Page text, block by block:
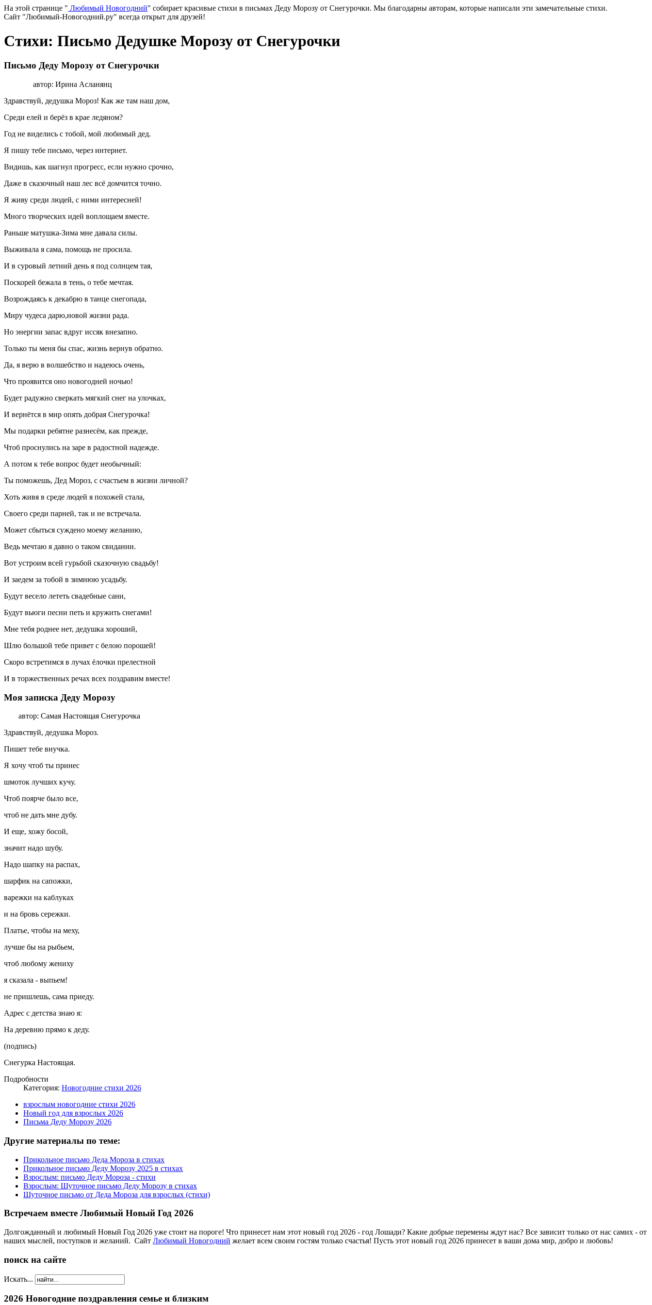
На этой странице " Любимый Новогодний" собирает красивые стихи в письмах Деду Морозу от Снегурочки. Мы благодарны авторам, которые написали эти замечательные стихи.
Сайт "Любимый-Новогодний.ру" всегда открыт для друзей!
Стихи: Письмо Дедушке Морозу от Снегурочки
Письмо Деду Морозу от Снегурочки
автор: Ирина Асланянц
Здравствуй, дедушка Мороз! Как же там наш дом,
Среди елей и берёз в крае ледяном?
Год не виделись с тобой, мой любимый дед.
Я пишу тебе письмо, через интернет.
Видишь, как шагнул прогресс, если нужно срочно,
Даже в сказочный наш лес всё домчится точно.
Я живу среди людей, с ними интересней!
Много творческих идей воплощаем вместе.
Раньше матушка-Зима мне давала силы.
Выживала я сама, помощь не просила.
И в суровый летний день я под солнцем тая,
Поскорей бежала в тень, о тебе мечтая.
Возрождаясь к декабрю в танце снегопада,
Миру чудеса дарю,новой жизни рада.
Но энергии запас вдруг иссяк внезапно.
Только ты меня бы спас, жизнь вернув обратно.
Да, я верю в волшебство и надеюсь очень,
Что проявится оно новогодней ночью!
Будет радужно сверкать мягкий снег на улочках,
И вернётся в мир опять добрая Снегурочка!
Мы подарки ребятне разнесём, как прежде,
Чтоб проснулись на заре в радостной надежде.
А потом к тебе вопрос будет необычный:
Ты поможешь, Дед Мороз, с счастьем в жизни личной?
Хоть живя в среде людей я похожей стала,
Своего среди парней, так и не встречала.
Может сбыться суждено моему желанию,
Ведь мечтаю я давно о таком свидании.
Вот устроим всей гурьбой сказочную свадьбу!
И заедем за тобой в зимнюю усадьбу.
Будут весело лететь свадебные сани,
Будут вьюги песни петь и кружить снегами!
Мне тебя роднее нет, дедушка хороший,
Шлю большой тебе привет с белою порошей!
Скоро встретимся в лучах ёлочки прелестной
И в торжественных речах всех поздравим вместе!
Моя записка Деду Морозу
автор: Самая Настоящая Снегурочка
Здравствуй, дедушка Мороз.
Пишет тебе внучка.
Я хочу чтоб ты принес
шмоток лучших кучу.
Чтоб поярче было все,
чтоб не дать мне дубу.
И еще, хожу босой,
значит надо шубу.
Надо шапку на распах,
шарфик на сапожки,
варежки на каблуках
и на бровь сережки.
Платье, чтобы на меху,
лучше бы на рыбьем,
чтоб любому жениху
я сказала - выпьем!
не пришлешь, сама приеду.
Адрес с детства знаю я:
На деревню прямо к деду.
(подпись)
Снегурка Настоящая.
Подробности
Категория: Новогодние стихи 2026
взрослым новогодние стихи 2026
Новый год для взрослых 2026
Письма Деду Морозу 2026
Другие материалы по теме:
Прикольное письмо Деда Мороза в стихах
Прикольное письмо Деду Морозу 2025 в стихах
Взрослым: письмо Деду Мороза - стихи
Взрослым: Шуточное письмо Деду Морозу в стихах
Шуточное письмо от Деда Мороза для взрослых (стихи)
Встречаем вместе Любимый Новый Год 2026
Долгожданный и любимый Новый Год 2026 уже стоит на пороге! Что принесет нам этот новый год 2026 - год Лошади? Какие добрые перемены ждут нас? Все зависит только от нас самих - от
наших мыслей, поступков и желаний. Сайт Любимый Новогодний желает всем своим гостям только счастья! Пусть этот новый год 2026 принесет в ваши дома мир, добро и любовь!
поиск на сайте
Искать...
2026 Новогодние поздравления семье и близким